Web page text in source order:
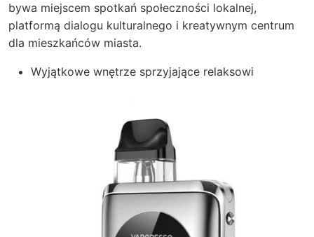
bywa miejscem spotkań społeczności lokalnej,
platformą dialogu kulturalnego i kreatywnym centrum
dla mieszkańców miasta.
Wyjątkowe wnętrze sprzyjające relaksowi